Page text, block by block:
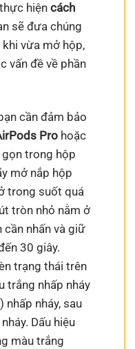
thực hiệncách
sẽ đưa chúng
vừa mở hộp,
vấn đề về phần
cần đảm bảo
Pro hoặc
trong hộp
mở nắp hộp
trong suốt quá
tròn nhỏ nằm ở
cần nhấn và giữ
30 giây.
trạng thái trên
trắng nhấp nháy
nhấp nháy, sau
Dấu hiệu
màu trắng